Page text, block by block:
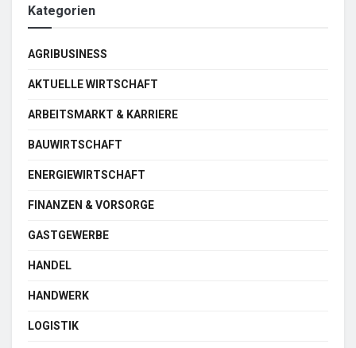
Kategorien
AGRIBUSINESS
AKTUELLE WIRTSCHAFT
ARBEITSMARKT & KARRIERE
BAUWIRTSCHAFT
ENERGIEWIRTSCHAFT
FINANZEN & VORSORGE
GASTGEWERBE
HANDEL
HANDWERK
LOGISTIK